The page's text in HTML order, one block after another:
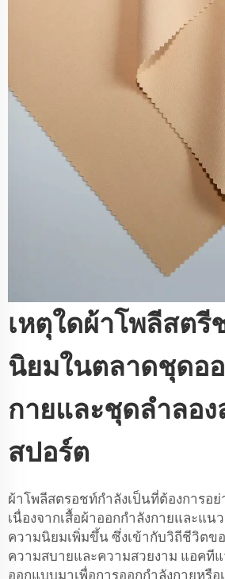
เหตุใดผ้าโพลีสตรี
นิยมในตลาดชุดอ
กายและชุดลำลอ
สปอร์ต
ผ้าโพลีสตรอชท์กำลังเป็นที่ต้องการอ
เนื่องจากเสื้อผ้าออกกำลังกายและแน
ความนิยมเพิ่มขึ้น ซึ่งเข้ากับวิถีชีวิตข
ความสบายและความสวยงาม แอคทีแ
ออกแบบมาเพื่อการออกกำลังกายหรื